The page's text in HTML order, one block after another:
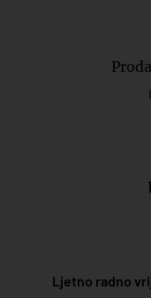
Ljetno radno